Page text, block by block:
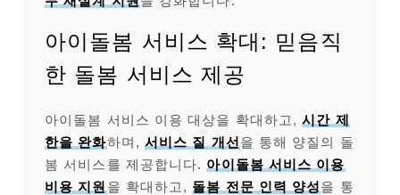
아이돌봄 서비스 확대: 믿음직
한 돌봄 서비스 제공
아이돌봄 서비스 이용 대상을 확대하고,시간 제
한을 완화하며, 서비스 질 개선 을 통해 양질의 돌
봄 서비스를 제공합니다. 아이돌봄 서비스 이용
비용 지원 을 확대하고, 돌봄 전문 인력 양성을 통